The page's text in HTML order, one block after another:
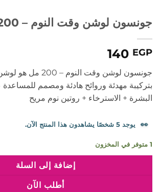
جونسون لوشن وقت النوم – 200 مل
140 EGP
جونسون لوشن وقت
بتركيبة مهدئة وروائح هادئة ومصمم
البشرة + الاسترخاء + روتين نوم مريح
👀 يوجد 5 شخصًا يشاهدون هذا المنتج الآن.
1 متوفر في المخزون
إضافة إلى السلة
أطلب الآن